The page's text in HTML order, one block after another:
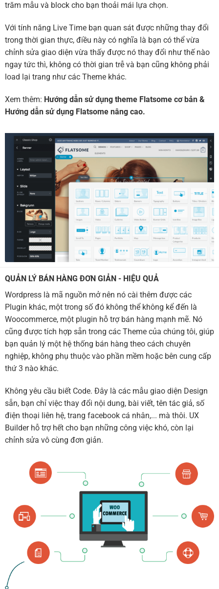
trăm mẫu và block cho bạn thoải mái lựa chọn.
Với tính năng Live Time bạn quan sát được những thay đổi
trong thời gian thực, điều này có nghĩa là bạn có thể vừa
chỉnh sửa giao diện vừa thấy được nó thay đổi như thế nào
ngay tức thì, không có thời gian trễ và bạn cũng không phải
load lại trang như các Theme khác.
Xem thêm: Hướng dẫn sử dụng theme Flatsome cơ bản &
Hướng dẫn sử dụng Flatsome nâng cao.
QUẢN LÝ BÁN HÀNG ĐƠN GIẢN - HIỆU QUẢ
Wordpress là mã nguồn mở nên nó cài thêm được các
Plugin khác, một trong số đó không thể không kể đến là
Woocommerce, một plugin hỗ trợ bán hàng mạnh mẽ. Nó
cũng được tích hợp sẵn trong các Theme của chúng tôi, giúp
bạn quản lý một hệ thống bán hàng theo cách chuyên
nghiệp, không phụ thuộc vào phần mềm hoặc bên cung cấp
thứ 3 nào khác.
Không yêu cầu biết Code. Đây là các mẫu giao diện Design
sẵn, bạn chỉ việc thay đổi nội dung, bài viết, tên tác giả, số
điện thoại liên hệ, trang facebook cá nhân,... mà thôi. UX
Builder hỗ trợ hết cho bạn những công việc khó, còn lại
chỉnh sửa vô cùng đơn giản.